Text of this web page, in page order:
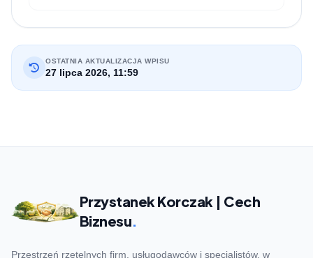
OSTATNIA AKTUALIZACJA WPISU
27 lipca 2026, 11:59
Przystanek Korczak | Cech
Biznesu.
Przestrzeń rzetelnych firm, usługodawców i specjalistów, w